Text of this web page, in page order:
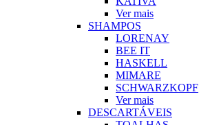
Ver mais
SHAMPOS
LORENAY
BEE IT
HASKELL
MIMARE
SCHWARZKOPF
Ver mais
DESCARTÁVEIS